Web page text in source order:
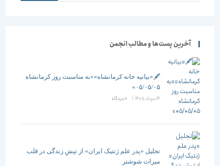
آخرین پست‌ها و مطالب انجمن
🖋️«بیانیه خانه کرمانشاه»«به مناسبت روز کرمانشاه
۰۵/۰۵/۰۵»
/ ۰ دیدگاه
تجلیل «پدر علم ژنتیک ایران» از تپشِ زندگی در قلب
میراث شوشتر